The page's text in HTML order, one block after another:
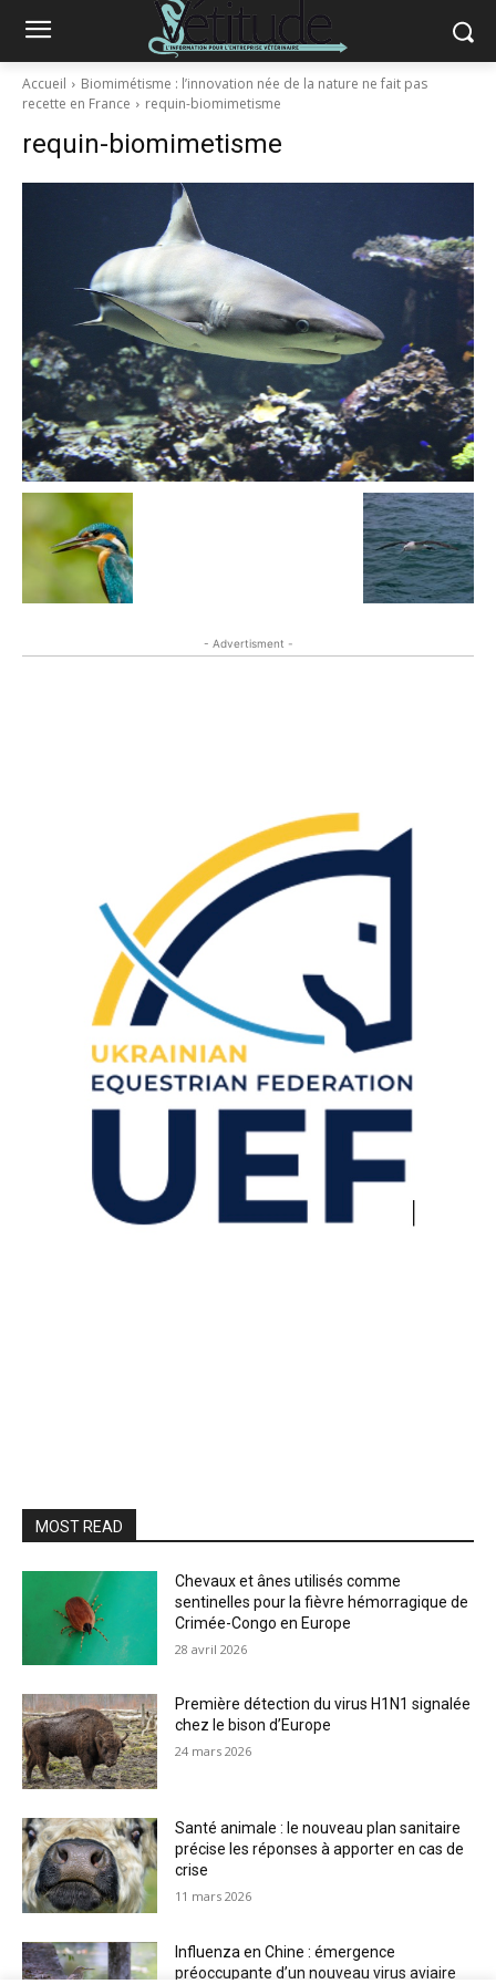
Accueil
Biomimétisme : l’innovation née de la nature ne fait pas
recette en France
requin-biomimetisme
requin-biomimetisme
- Advertisment -
MOST READ
Chevaux et ânes utilisés comme
sentinelles pour la fièvre hémorragique de
Crimée-Congo en Europe
28 avril 2026
Première détection du virus H1N1 signalée
chez le bison d’Europe
24 mars 2026
Santé animale : le nouveau plan sanitaire
précise les réponses à apporter en cas de
crise
11 mars 2026
Influenza en Chine : émergence
préoccupante d’un nouveau virus aviaire